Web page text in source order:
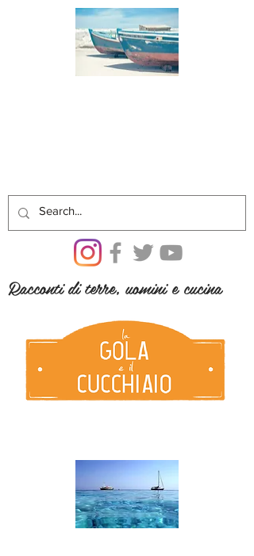
Racconti di terre, uomini e cucina